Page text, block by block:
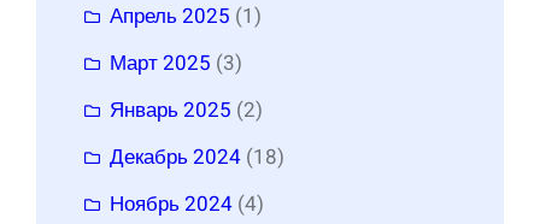
Апрель 2025 (1)
Март 2025 (3)
Январь 2025 (2)
Декабрь 2024 (18)
Ноябрь 2024 (4)